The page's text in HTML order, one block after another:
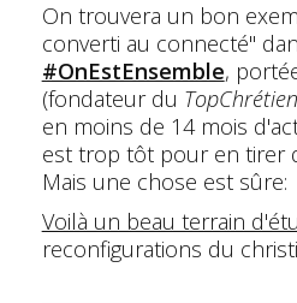
On trouvera un bon
converti au connecté"
#OnEstEnsemble,
(fondateur du
en moins de 14 mois
est trop tôt pour en tirer
Mais une chose est sûre:
Voilà un beau terrain
reconfigurations du